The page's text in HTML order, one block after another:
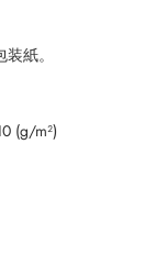
紙。
(g/m²)